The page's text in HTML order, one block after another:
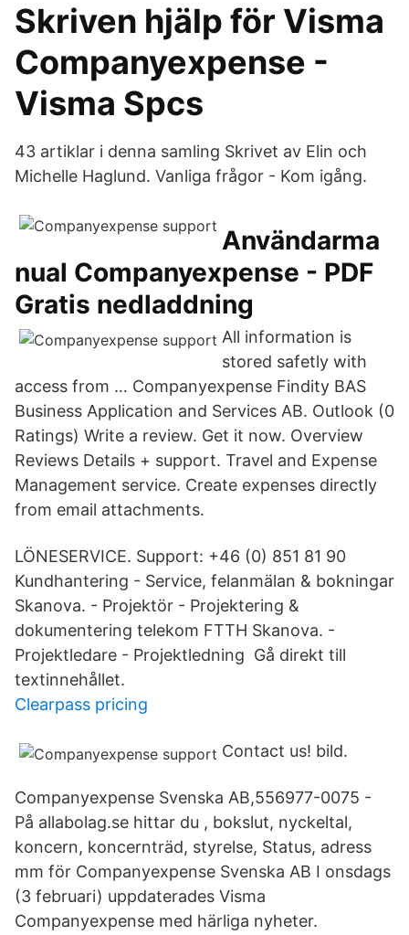
Skriven hjälp för Visma
Companyexpense -
Visma Spcs
43 artiklar i denna samling Skrivet av Elin och
Michelle Haglund. Vanliga frågor - Kom igång.
Användarma
nual Companyexpense - PDF
Gratis nedladdning
All information is
stored safetly with
access from … Companyexpense Findity BAS
Business Application and Services AB. Outlook (0
Ratings) Write a review. Get it now. Overview
Reviews Details + support. Travel and Expense
Management service. Create expenses directly
from email attachments.
LÖNESERVICE. Support: +46 (0) 851 81 90
Kundhantering - Service, felanmälan & bokningar
Skanova. - Projektör - Projektering &
dokumentering telekom FTTH Skanova. -
Projektledare - Projektledning Gå direkt till
textinnehållet.
Clearpass pricing
Contact us! bild.
Companyexpense Svenska AB,556977-0075 -
På allabolag.se hittar du , bokslut, nyckeltal,
koncern, koncernträd, styrelse, Status, adress
mm för Companyexpense Svenska AB I onsdags
(3 februari) uppdaterades Visma
Companyexpense med härliga nyheter.